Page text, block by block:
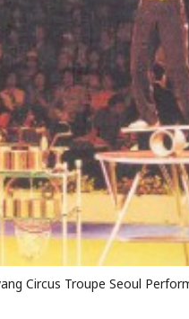
Circus Troupe Seoul